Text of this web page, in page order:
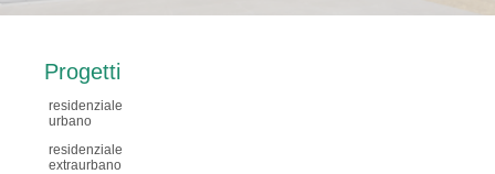
Progetti
residenziale
urbano
residenziale
extraurbano